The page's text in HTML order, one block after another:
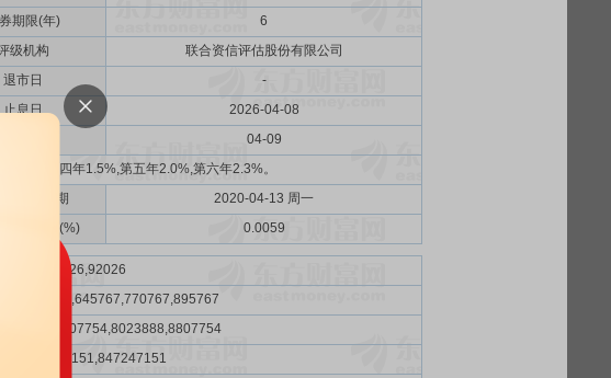
期限(年)
6
级机构
联合资信评估股份有限公司
退市日
-
止息日
2026-04-08
04-09
1.0%,第四年1.5%,第五年2.0%,第六年2.3%。
号公布日期
2020-04-13 周一
行中签率(%) 0.0059